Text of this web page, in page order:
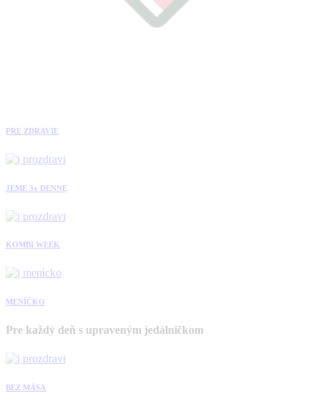
PRE ZDRAVIE
JEME 3x DENNE
KOMBI WEEK
MENÍČKO
Pre každý deň s upraveným jedálničkom
BEZ MÄSA